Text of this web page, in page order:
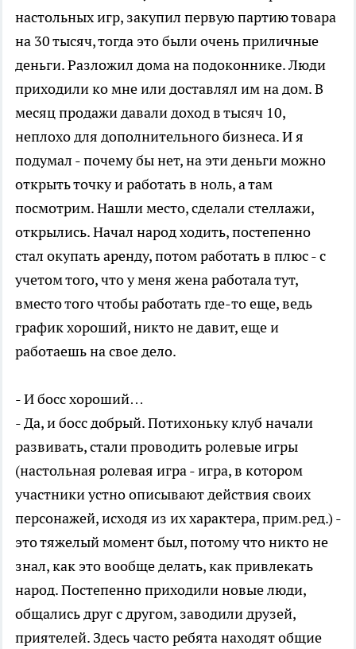
настольных игр, закупил первую партию товара
на 30 тысяч, тогда это были очень приличные
деньги. Разложил дома на подоконнике. Люди
приходили ко мне или доставлял им на дом. В
месяц продажи давали доход в тысяч 10,
неплохо для дополнительного бизнеса. И я
подумал - почему бы нет, на эти деньги можно
открыть точку и работать в ноль, а там
посмотрим. Нашли место, сделали стеллажи,
открылись. Начал народ ходить, постепенно
стал окупать аренду, потом работать в плюс - с
учетом того, что у меня жена работала тут,
вместо того чтобы работать где-то еще, ведь
график хороший, никто не давит, еще и
работаешь на свое дело.
- И босс хороший…
- Да, и босс добрый. Потихоньку клуб начали
развивать, стали проводить ролевые игры
(настольная ролевая игра - игра, в котором
участники устно описывают действия своих
персонажей, исходя из их характера, прим.ред.) -
это тяжелый момент был, потому что никто не
знал, как это вообще делать, как привлекать
народ. Постепенно приходили новые люди,
общались друг с другом, заводили друзей,
приятелей. Здесь часто ребята находят общие